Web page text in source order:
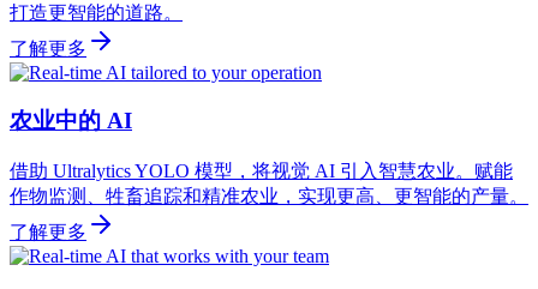
打造更智能的道路。
了解更多
农业中的 AI
借助 Ultralytics YOLO 模型，将视觉 AI 引入智慧农业。赋能
作物监测、牲畜追踪和精准农业，实现更高、更智能的产量。
了解更多